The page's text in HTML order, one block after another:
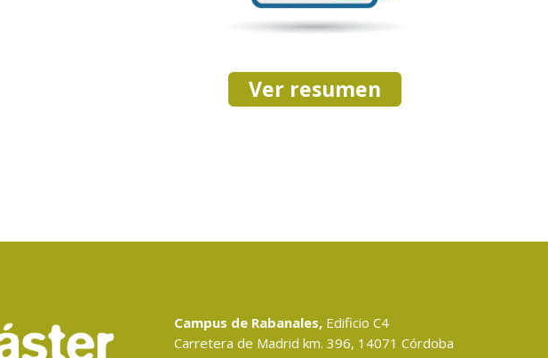
Ver resumen
Campus de Rabanales,Edificio C4
Carretera de Madrid km. 396, 14071 Córdoba